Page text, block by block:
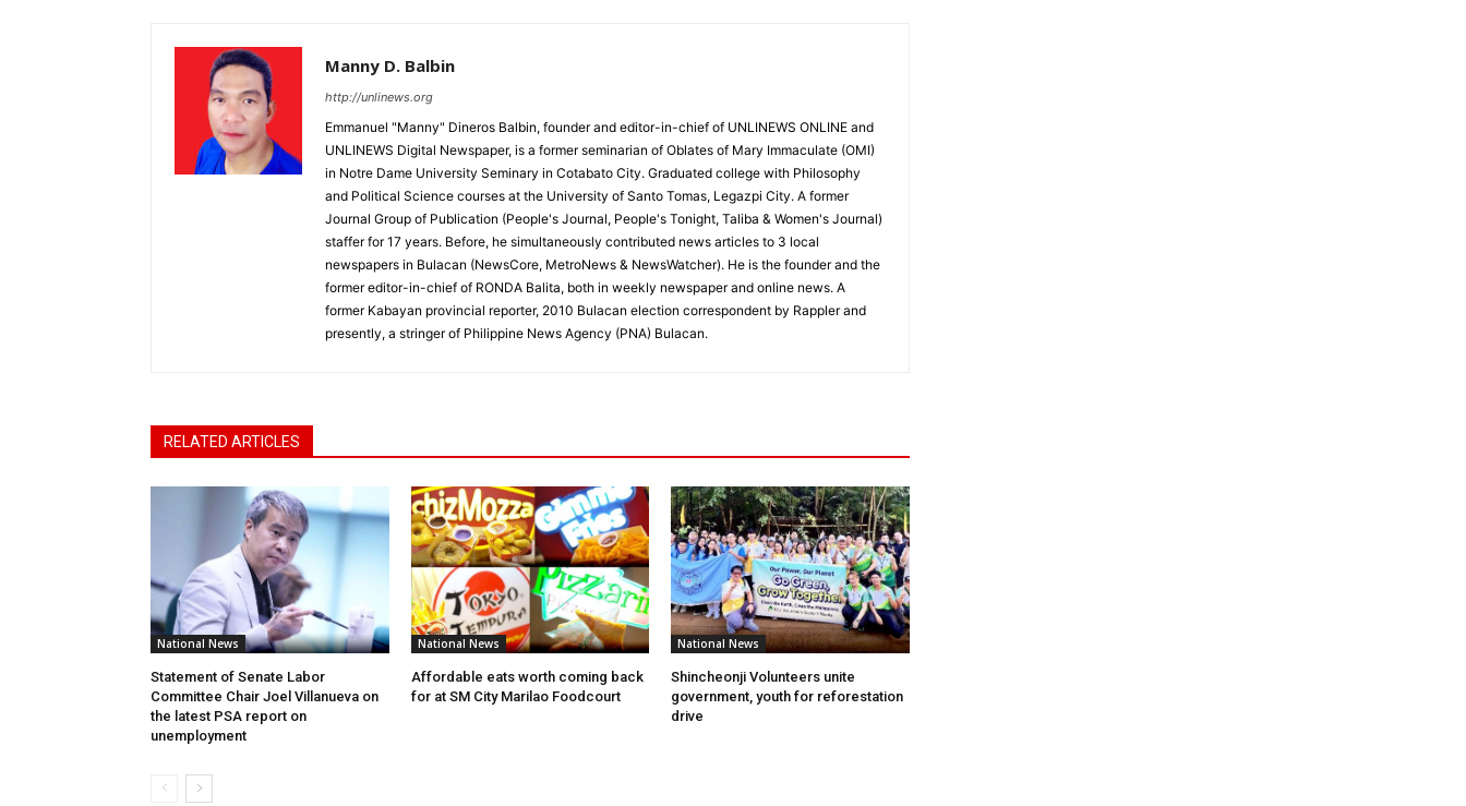
Manny D. Balbin
http://unlinews.org
Emmanuel "Manny" Dineros Balbin, founder and editor-in-chief of UNLINEWS ONLINE and
UNLINEWS Digital Newspaper, is a former seminarian of Oblates of Mary Immaculate (OMI)
in Notre Dame University Seminary in Cotabato City. Graduated college with Philosophy
and Political Science courses at the University of Santo Tomas, Legazpi City. A former
Journal Group of Publication (People's Journal, People's Tonight, Taliba & Women's Journal)
staffer for 17 years. Before, he simultaneously contributed news articles to 3 local
newspapers in Bulacan (NewsCore, MetroNews & NewsWatcher). He is the founder and the
former editor-in-chief of RONDA Balita, both in weekly newspaper and online news. A
former Kabayan provincial reporter, 2010 Bulacan election correspondent by Rappler and
presently, a stringer of Philippine News Agency (PNA) Bulacan.
RELATED ARTICLES
National News
Statement of Senate Labor
Committee Chair Joel Villanueva on
the latest PSA report on
unemployment
National News
Affordable eats worth coming back
for at SM City Marilao Foodcourt
National News
Shincheonji Volunteers unite
government, youth for reforestation
drive